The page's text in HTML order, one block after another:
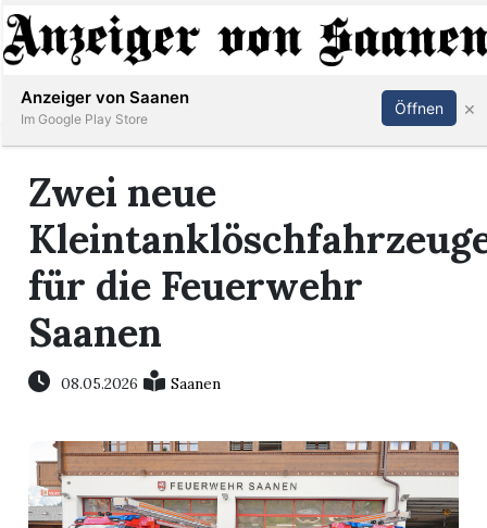
Abonnieren Anmelden
Zwei neue
für die Feuerwehr
Saanen
08.05.2026 Saanen
Anzeiger von Saanen
Im Google Play Store
Öffnen ×